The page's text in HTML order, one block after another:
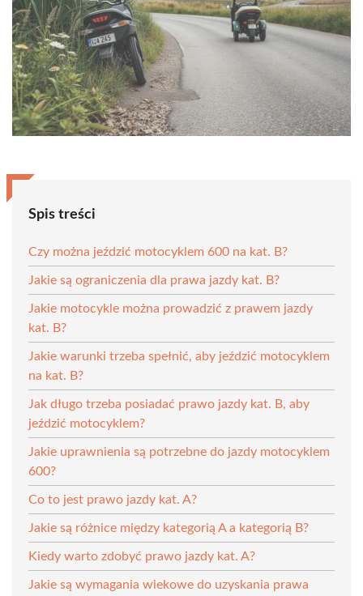
Spis treści
Czy można jeździć motocyklem 600 na kat. B?
Jakie są ograniczenia dla prawa jazdy kat. B?
Jakie motocykle można prowadzić z prawem jazdy
kat. B?
Jakie warunki trzeba spełnić, aby jeździć motocyklem
na kat. B?
Jak długo trzeba posiadać prawo jazdy kat. B, aby
jeździć motocyklem?
Jakie uprawnienia są potrzebne do jazdy motocyklem
600?
Co to jest prawo jazdy kat. A?
Jakie są różnice między kategorią A a kategorią B?
Kiedy warto zdobyć prawo jazdy kat. A?
Jakie są wymagania wiekowe do uzyskania prawa